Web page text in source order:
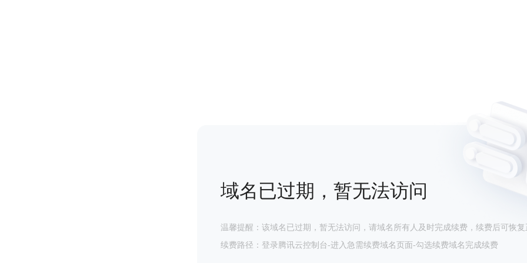
域名已过期，暂无法访问
温馨提醒：该域名已过期，暂无法访问，请域名所有人及时完成续费，续费后可恢复
续费路径：登录腾讯云控制台-进入急需续费域名页面-勾选续费域名完成续费